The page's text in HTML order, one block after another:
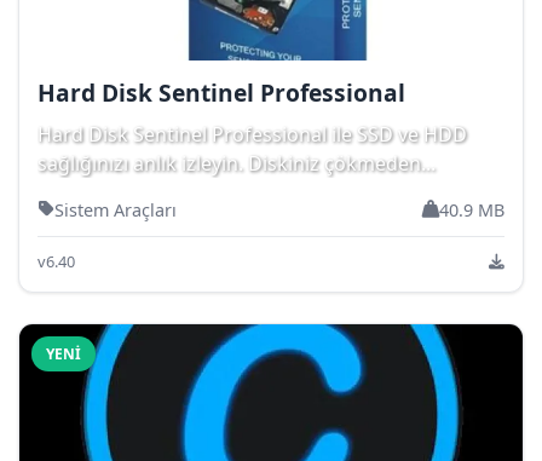
Hard Disk Sentinel Professional
Hard Disk Sentinel Professional ile SSD ve HDD
sağlığınızı anlık izleyin. Diskiniz çökmeden...
Sistem Araçları 40.9 MB
v6.40
YENI